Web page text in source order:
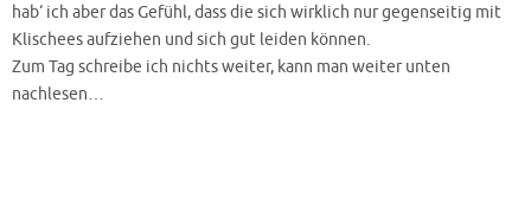
hab‘ ich aber das Gefühl, dass die sich wirklich nur gegenseitig mit
Klischees aufziehen und sich gut leiden können.
Zum Tag schreibe ich nichts weiter, kann man weiter unten
nachlesen…